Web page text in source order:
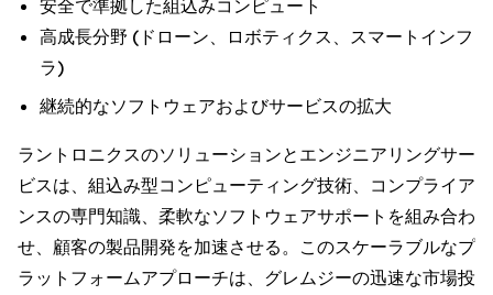
安全で準拠した組込みコンピュート
高成長分野 (ドローン、ロボティクス、スマートインフ
ラ)
継続的なソフトウェアおよびサービスの拡大
ラントロニクスのソリューションとエンジニアリングサー
ビスは、組込み型コンピューティング技術、コンプライア
ンスの専門知識、柔軟なソフトウェアサポートを組み合わ
せ、顧客の製品開発を加速させる。このスケーラブルなプ
ラットフォームアプローチは、グレムジーの迅速な市場投